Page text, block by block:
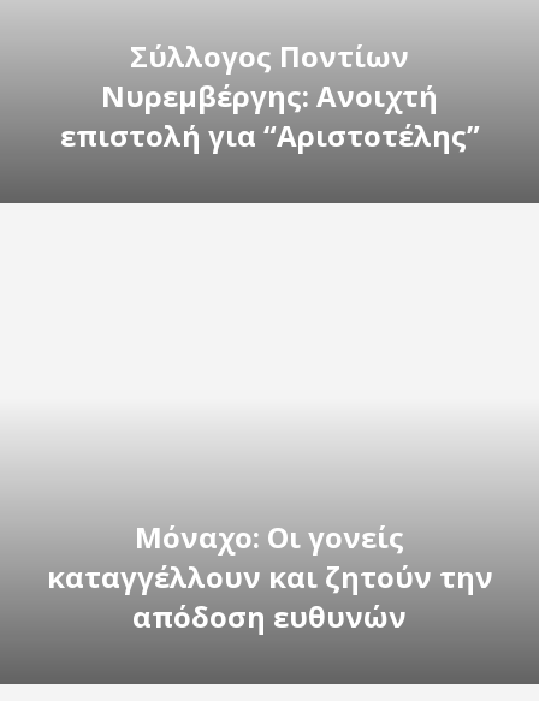
Σύλλογος Ποντίων
Νυρεμβέργης: Ανοιχτή
επιστολή για “Αριστοτέλης”
Mόναχο: Οι γονείς
καταγγέλλουν και ζητούν την
απόδοση ευθυνών